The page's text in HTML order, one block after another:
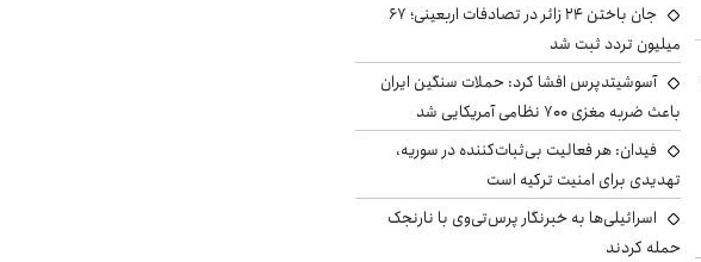
جان باختن ۲۴ زائر در تصادفات اربعینی؛ ۶۷
میلیون تردد ثبت شد
آسوشیتدپرس افشا کرد: حملات سنگین ایران
باعث ضربه مغزی ۷۰۰ نظامی آمریکایی شد
فیدان: هر فعالیت بی‌ثبات‌کننده در سوریه،
تهدیدی برای امنیت ترکیه است
اسرائیلی‌ها به خبرنگار پرس‌تی‌وی با نارنجک
حمله کردند